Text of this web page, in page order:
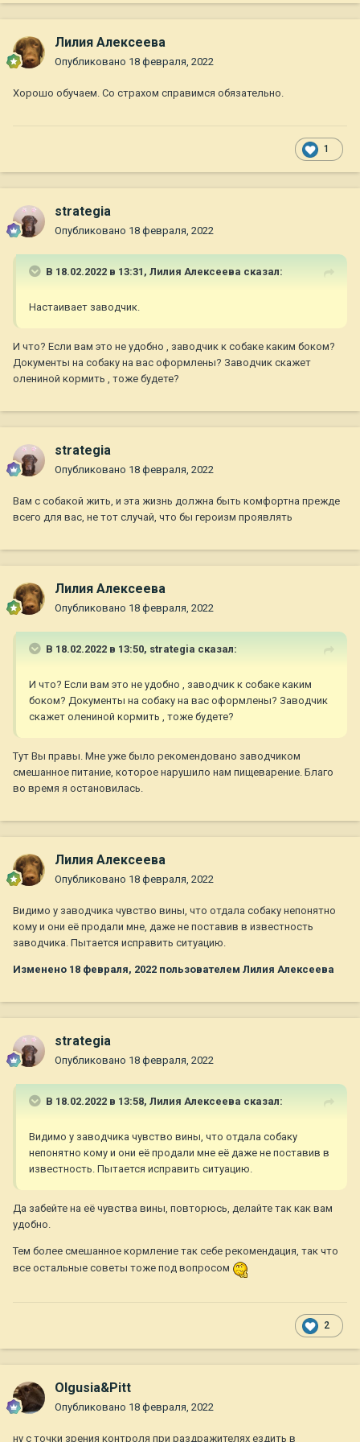
Лилия Алексеева
Опубликовано 18 февраля, 2022
Хорошо обучаем. Со страхом справимся обязательно.
1
strategia
Опубликовано 18 февраля, 2022
В 18.02.2022 в 13:31, Лилия Алексеева сказал:
Настаивает заводчик.
И что? Если вам это не удобно , заводчик к собаке каким боком?
Документы на собаку на вас оформлены? Заводчик скажет
олениной кормить , тоже будете?
strategia
Опубликовано 18 февраля, 2022
Вам с собакой жить, и эта жизнь должна быть комфортна прежде
всего для вас, не тот случай, что бы героизм проявлять
Лилия Алексеева
Опубликовано 18 февраля, 2022
В 18.02.2022 в 13:50, strategia сказал:
И что? Если вам это не удобно , заводчик к собаке каким
боком? Документы на собаку на вас оформлены? Заводчик
скажет олениной кормить , тоже будете?
Тут Вы правы. Мне уже было рекомендовано заводчиком
смешанное питание, которое нарушило нам пищеварение. Благо
во время я остановилась.
Лилия Алексеева
Опубликовано 18 февраля, 2022
Видимо у заводчика чувство вины, что отдала собаку непонятно
кому и они её продали мне, даже не поставив в известность
заводчика. Пытается исправить ситуацию.
Изменено 18 февраля, 2022 пользователем Лилия Алексеева
strategia
Опубликовано 18 февраля, 2022
В 18.02.2022 в 13:58, Лилия Алексеева сказал:
Видимо у заводчика чувство вины, что отдала собаку
непонятно кому и они её продали мне её даже не поставив в
известность. Пытается исправить ситуацию.
Да забейте на её чувства вины, повторюсь, делайте так как вам
удобно.
Тем более смешанное кормление так себе рекомендация, так что
все остальные советы тоже под вопросом
2
Olgusia&Pitt
Опубликовано 18 февраля, 2022
ну с точки зрения контроля при раздражителях ездить в